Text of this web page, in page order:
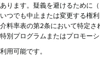
ります。疑義を避けるために
つでも中止または変更する権
料率表の第2条において特定
別プログラムまたはプロモー
用可能です。